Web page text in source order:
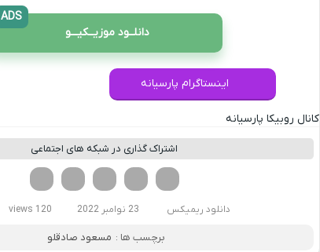
دانلــود موزیــکیـــو
ADS
اینستاگرام پارسیانه
کانال روبیکا پارسیانه
اشتراک گذاری در شبکه های اجتماعی
لینکدین تویتر
فیسوک
دانلود ریمیکس 23 نوامبر 2022 120 views
برچسب ها : مسعود صادقلو